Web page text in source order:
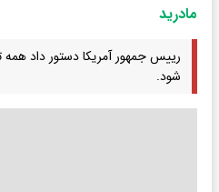
مادرید
رییس جمهور آمریکا دستور داد همه
شود.